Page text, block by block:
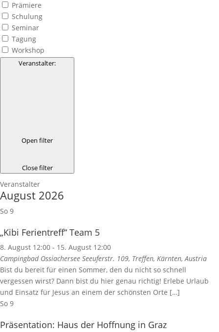
Prämiere
Schulung
Seminar
Tagung
Workshop
Veranstalter:
Open filter
Close filter
Veranstalter
August 2026
So 9
„Kibi Ferientreff“ Team 5
8. August 12:00 - 15. August 12:00
Campingbad Ossiachersee Seeuferstr. 109, Treffen, Kärnten, Austria
Bist du bereit für einen Sommer, den du nicht so schnell
vergessen wirst? Dann bist du hier genau richtig! Erlebe Urlaub
und Einsatz für Jesus an einem der schönsten Orte […]
So 9
Präsentation: Haus der Hoffnung in Graz